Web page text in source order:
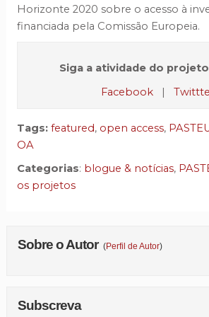
Horizonte 2020 sobre o acesso à
financiada pela Comissão Europeia.
Siga a atividade do
Facebook |
Tags: featured, open access,
OA
Categorias: blogue & notícias,
os projetos
Sobre o Autor (Perfil de Autor)
Subscreva